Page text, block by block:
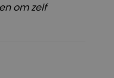
om zelf